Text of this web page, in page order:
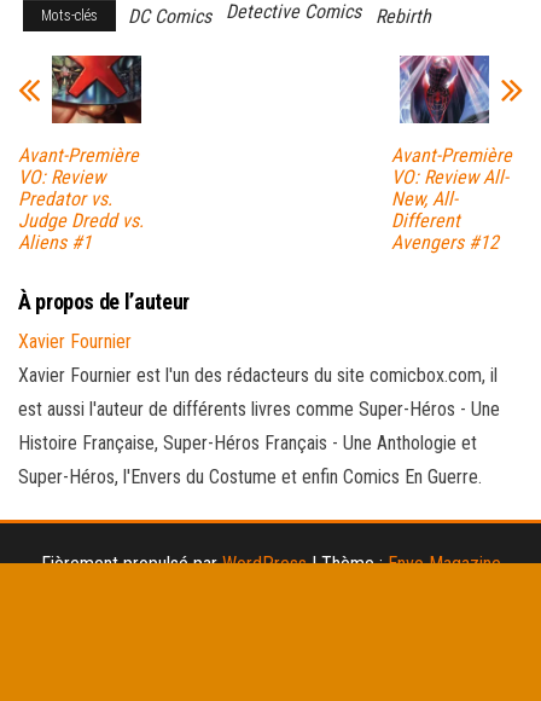
Mots-clés DC Comics Detective Comics Rebirth
Avant-Première
VO: Review
Predator vs.
Judge Dredd vs.
Aliens #1
Avant-Première
VO: Review All-
New, All-
Different
Avengers #12
À propos de l’auteur
Xavier Fournier
Xavier Fournier est l'un des rédacteurs du site comicbox.com, il
est aussi l'auteur de différents livres comme Super-Héros - Une
Histoire Française, Super-Héros Français - Une Anthologie et
Super-Héros, l'Envers du Costume et enfin Comics En Guerre.
Fièrement propulsé parWordPress |Thème :Envo Magazine